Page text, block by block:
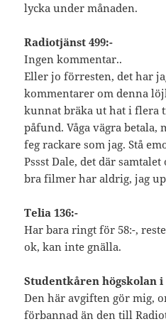
lycka under månaden.
Radiotjänst 499:-
Ingen kommentar..
Eller jo förresten, det har
kommentarer om denna
kunnat bräka ut hat i flera
påfund. Våga vägra
feg rackare som jag. Stå
Pssst Dale, det där
bra filmer har aldrig, jag
Telia 136:-
Har bara ringt för 58:-,
ok, kan inte gnälla.
Studentkåren högskolan i
Den här avgiften gör mig,
förbannad än den till